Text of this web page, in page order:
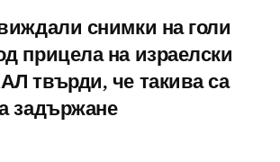
снимки на голи
прицела на израелски
твърди, че такива са
задържане